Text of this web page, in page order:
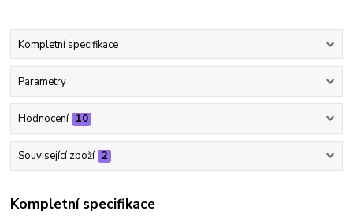
Kompletní specifikace
Parametry
Hodnocení 10
Související zboží 2
Kompletní specifikace